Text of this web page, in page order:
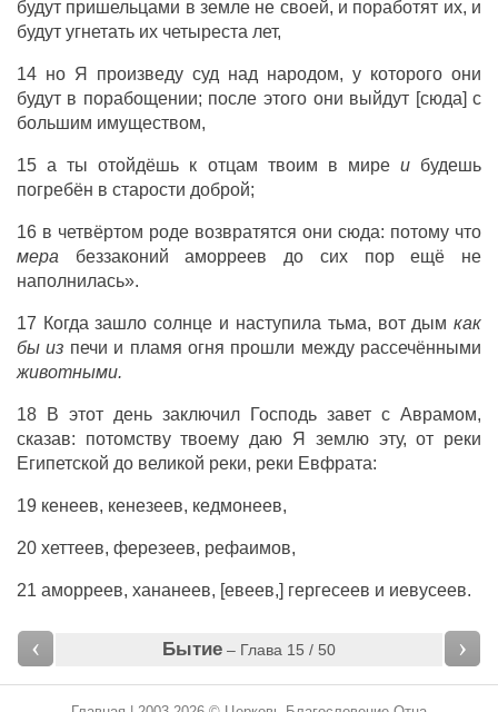
будут пришельцами в земле не своей, и поработят их, и
будут угнетать их четыреста лет,
14 но Я произведу суд над народом, у которого они
будут в порабощении; после этого они выйдут [сюда] с
большим имуществом,
15 а ты отойдёшь к отцам твоим в миреи будешь
погребён в старости доброй;
16 в четвёртом роде возвратятся они сюда: потому что
мера беззаконий аморреев до сих пор ещё не
наполнилась».
17 Когда зашло солнце и наступила тьма, вот дымкак
бы из печи и пламя огня прошли между рассечёнными
животными.
18 В этот день заключил Господь завет с Аврамом,
сказав: потомству твоему даю Я землю эту, от реки
Египетской до великой реки, реки Евфрата:
19 кенеев, кенезеев, кедмонеев,
20 хеттеев, ферезеев, рефаимов,
21 аморреев, хананеев, [евеев,] гергесеев и иевусеев.
‹ Бытие– Глава 15 / 50 ›